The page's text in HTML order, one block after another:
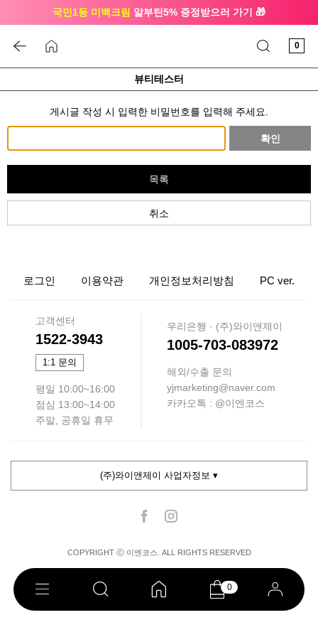
국민1등 미백크림 알부틴5% 증정받으러 가기 🎁
0
0
뷰티테스터
게시글 작성 시 입력한 비밀번호를 입력해 주세요.
확인
목록
취소
로그인 이용약관 개인정보처리방침 PC ver.
고객센터
1522-3943
1:1 문의
평일 10:00~16:00
점심 13:00~14:00
주말, 공휴일 휴무
우리은행 · (주)와이앤제이
1005-703-083972
해외/수출 문의
yjmarketing@naver.com
카카오톡 : @이엔코스
(주)와이앤제이 사업자정보 ▾
COPYRIGHT ⓒ 이엔코스. ALL RIGHTS RESERVED